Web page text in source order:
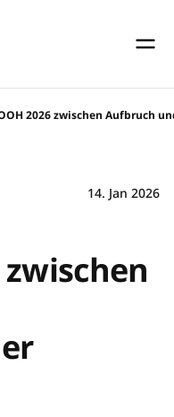
2026 zwischen Aufbruch
14. Jan 2026
zwischen